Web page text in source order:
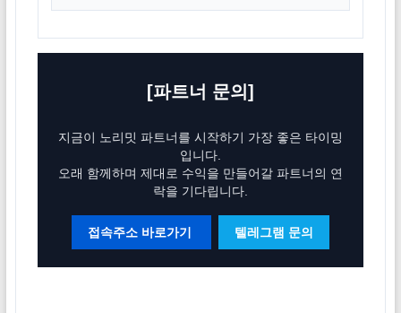
[파트너 문의]
지금이 노리밋 파트너를 시작하기 가장 좋은 타이밍
입니다.
오래 함께하며 제대로 수익을 만들어갈 파트너의 연
락을 기다립니다.
접속주소 바로가기 텔레그램 문의